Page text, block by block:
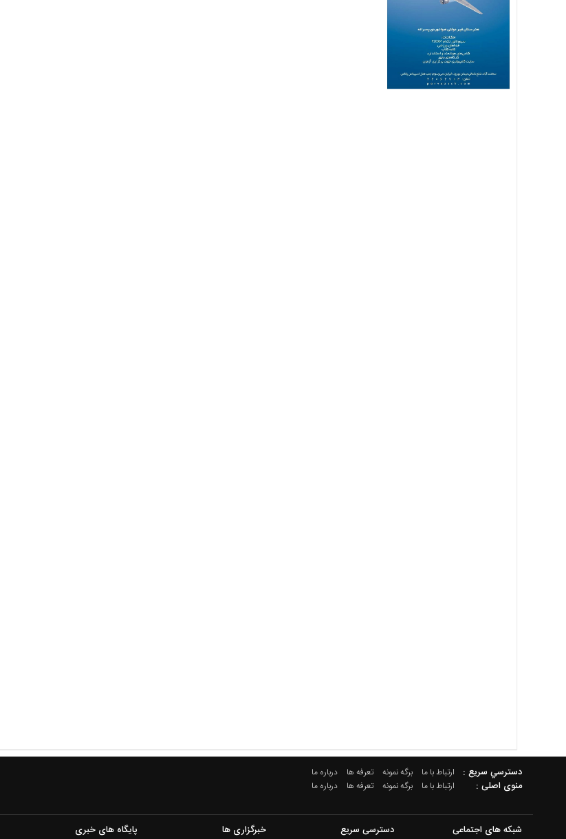
دسترسي سريع : ارتباط با ما برگه نمونه تعرفه ها درباره ما
منوی اصلی : ارتباط با ما برگه نمونه تعرفه ها درباره ما
شبکه های اجتماعی دسترسی سریع خبرگزاری ها پایگاه های خبری